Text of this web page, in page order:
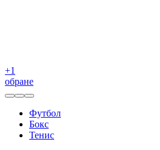
+1
обране
Футбол
Бокс
Тенис